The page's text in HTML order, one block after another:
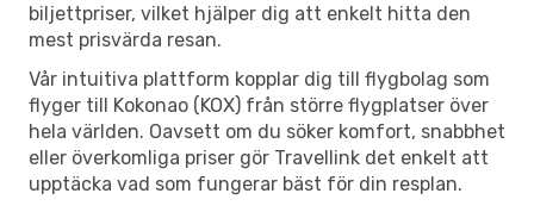
biljettpriser, vilket hjälper dig att enkelt hitta den
mest prisvärda resan.
Vår intuitiva plattform kopplar dig till flygbolag som
flyger till Kokonao (KOX) från större flygplatser över
hela världen. Oavsett om du söker komfort, snabbhet
eller överkomliga priser gör Travellink det enkelt att
upptäcka vad som fungerar bäst för din resplan.